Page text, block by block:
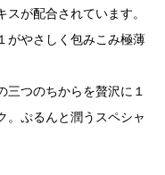
が配合されています。
がやさしく包みこみ極薄
三つのちからを贅沢に１
。ぷるんと潤うスペシャ